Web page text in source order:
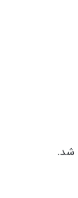
شد.